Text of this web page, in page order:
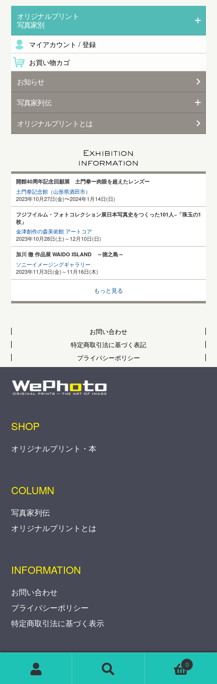
オリジナルプリント
写真家別
マイアカウント / 登録
お買い物カゴ
お知らせ
写真家列伝
オリジナルプリントとは
開館40周年記念回顧展 土門拳ー肉眼を超えたレンズー
土門拳記念館（山形県酒田市）
2023年10月27日(金)〜2024年1月14日(日)
フジフイルム・フォトコレクション展日本写真史をつくった101人−「珠玉の1
枚」
金津創作の森美術館 アートコア
2023年10月28日(土)～12月10日(日)
加川 徹 作品展 WAIDO ISLAND ～徳之島～
ソニーイメージングギャラリー
2023年11月3日(金)～11月16日(木)
もっと見る
お問い合わせ
特定商取引法に基づく表記
プライバシーポリシー
SHOP
オリジナルプリント・本
COLUMN
写真家列伝
オリジナルプリントとは
INFORMATION
お問い合わせ
プライバシーポリシー
特定商取引法に基づく表示
0